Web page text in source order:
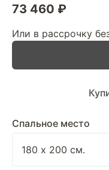
73 460 ₽
Или в рассрочку
Спальное место